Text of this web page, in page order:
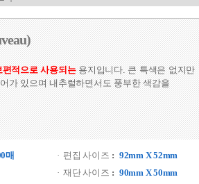
편적으로 사용되는 용지입니다. 큰 특색은 없지만
가 있으며 내추럴하면서도 풍부한 색감을
매
편집 사이즈
92mm X 52mm
재단 사이즈
90mm X 50mm